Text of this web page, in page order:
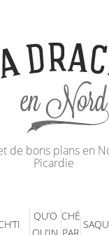
de bons plans en
Picardie
QU’O CHÉ